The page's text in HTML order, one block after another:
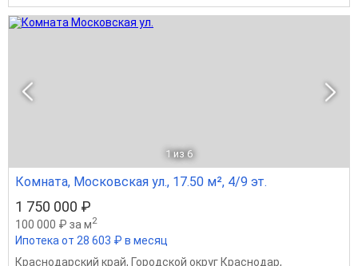
1 из 6
Комната, Московская ул., 17.50 м², 4/9 эт.
1 750 000 ₽
100 000 ₽ за м2
Ипотека от 28 603 ₽ в месяц
Краснодарский край, Городской округ Краснодар,